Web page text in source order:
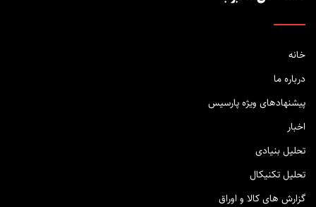
خانه
درباره ما
پیشنهادهای ویژه پارسیس
اخبار
تحلیل بنیادی
تحلیل تکنیکال
گزارش های کالا و اوراق